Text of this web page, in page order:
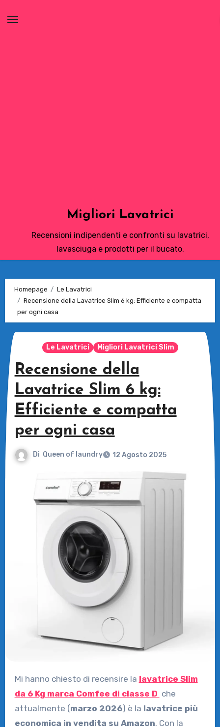
Migliori Lavatrici
Recensioni indipendenti e confronti su lavatrici,
lavasciuga e prodotti per il bucato.
Homepage
Le Lavatrici
Recensione della Lavatrice Slim 6 kg: Efficiente e compatta
per ogni casa
Le Lavatrici Migliori Lavatrici Slim
Recensione della
Lavatrice Slim 6 kg:
Efficiente e compatta
per ogni casa
Di Queen of laundry 12 Agosto 2025
Mi hanno chiesto di recensire la lavatrice Slim
da 6 Kg marca Comfee di classe D che
attualmente (marzo 2026) è la lavatrice più
economica in vendita su Amazon. Con la